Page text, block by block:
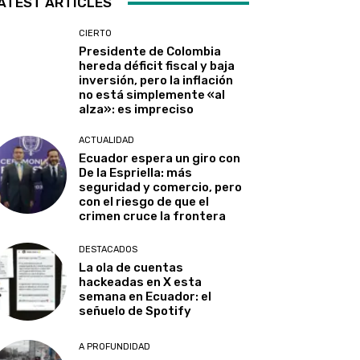
CIERTO
Presidente de Colombia
hereda déficit fiscal y baja
inversión, pero la inflación
no está simplemente «al
alza»: es impreciso
ACTUALIDAD
Ecuador espera un giro con
De la Espriella: más
seguridad y comercio, pero
con el riesgo de que el
crimen cruce la frontera
DESTACADOS
La ola de cuentas
hackeadas en X esta
semana en Ecuador: el
señuelo de Spotify
A PROFUNDIDAD